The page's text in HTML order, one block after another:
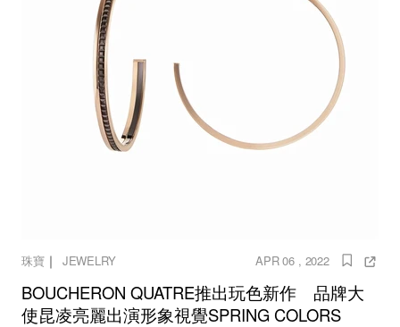
珠寶｜ JEWELRY APR 06 , 2022
BOUCHERON QUATRE推出玩色新作 品牌大
使昆凌亮麗出演形象視覺SPRING COLORS